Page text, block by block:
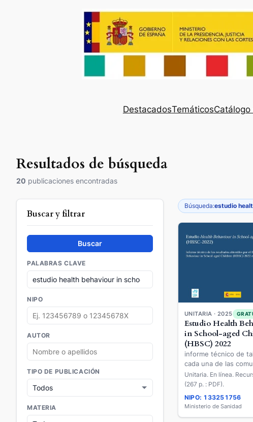
DestacadosTemáticos
Resultados de búsqueda
20 publicaciones encontradas
Buscar y filtrar
Buscar
PALABRAS CLAVE
NIPO
AUTOR
TIPO DE PUBLICACIÓN
MATERIA
Búsqueda:estudio
UNITARIA · 2025
Estudio Health
in School-aged
(HBSC) 2022
informe técnico de
cada una de las
autónomas de los
obtenidos por el
Children (HBSC) 2022
Unitaria. En línea.
(267 p. : PDF).
NIPO: 133251756
Ministerio de Sanidad